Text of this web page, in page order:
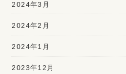
2024年3月
2024年2月
2024年1月
2023年12月